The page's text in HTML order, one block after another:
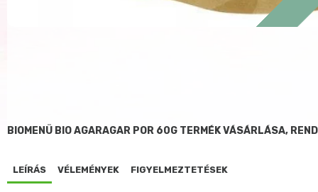
BIOMENÜ BIO AGARAGAR POR 60G TERMÉK VÁSÁRLÁSA,
LEÍRÁS VÉLEMÉNYEK FIGYELMEZTETÉSEK